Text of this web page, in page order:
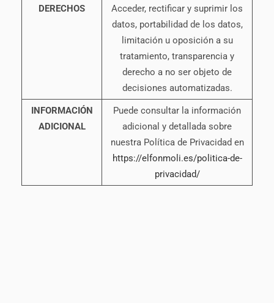
DERECHOS
Acceder, rectificar y suprimir los
datos, portabilidad de los datos,
limitación u oposición a su
tratamiento, transparencia y
derecho a no ser objeto de
decisiones automatizadas.
INFORMACIÓN
ADICIONAL
Puede consultar la información
adicional y detallada sobre
nuestra Política de Privacidad en
https://elfonmoli.es/politica-de-
privacidad/